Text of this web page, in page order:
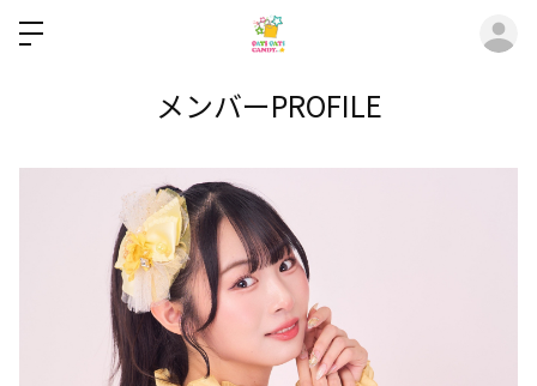
メンバーPROFILE